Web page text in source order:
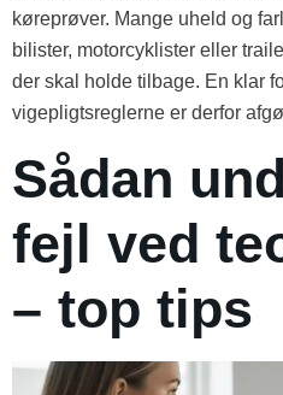
køreprøver. Mange uheld og
bilister, motorcyklister eller
der skal holde tilbage. En klar
vigepligtsreglerne er derfor
Sådan
fejl ved
– top tips